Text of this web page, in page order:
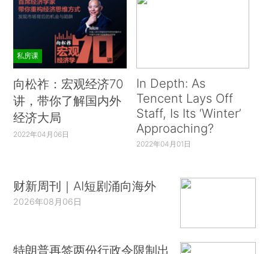
私房课
向松祚：宏观经济70
讲，带你了解国内外
经济大局
2022年04月06日
In Depth: As
Tencent Lays Off
Staff, Is Its ‘Winter’
Approaching?
2022年04月01日
财新周刊｜AI短剧涌向海外
2026年08月06日
特朗普再签两份行政令限制出